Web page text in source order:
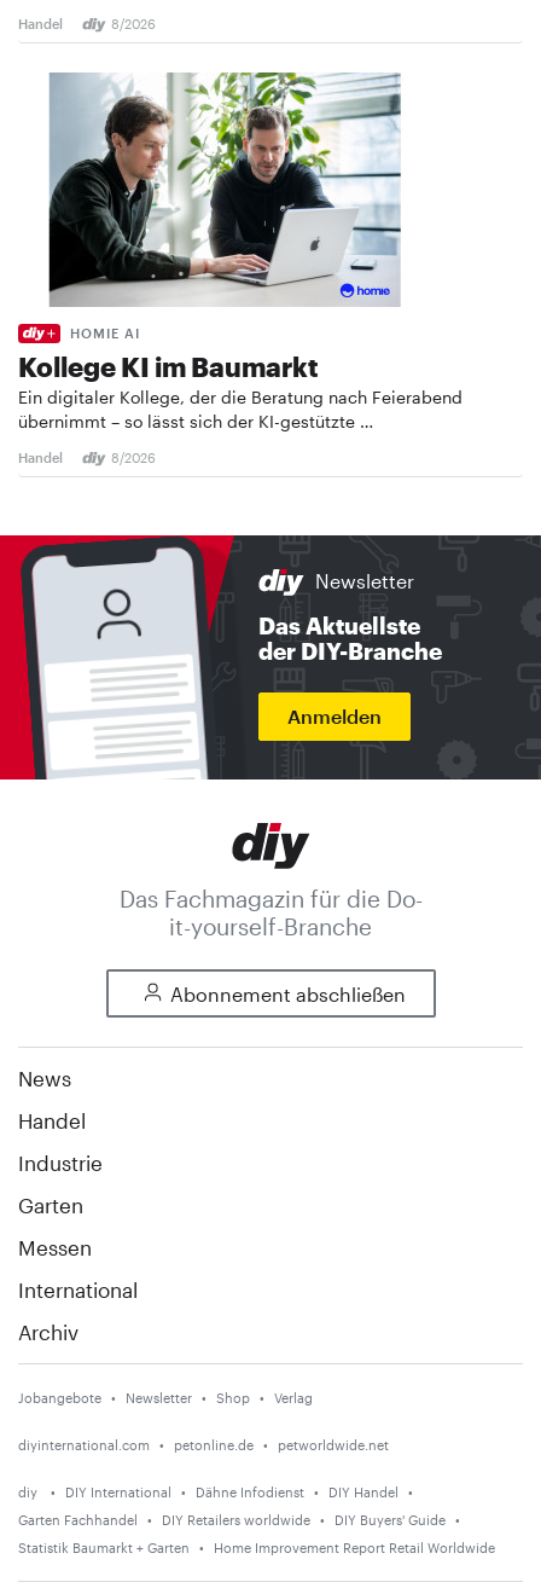
Handel 8/2026
HOMIE AI
Kollege KI im Baumarkt
Ein digitaler Kollege, der die Beratung nach Feierabend
übernimmt – so lässt sich der KI-gestützte …
Handel 8/2026
Newsletter
Das Aktuellste
der DIY-Branche
Anmelden
Das Fachmagazin für die Do-
it-yourself-Branche
Abonnement abschließen
News
Handel
Industrie
Garten
Messen
International
Archiv
Jobangebote Newsletter Shop Verlag
diyinternational.com petonline.de petworldwide.net
diy DIY International Dähne Infodienst
DIY Handel
Garten Fachhandel
DIY Retailers worldwide
DIY Buyers' Guide
Statistik Baumarkt + Garten
Home Improvement Report Retail Worldwide